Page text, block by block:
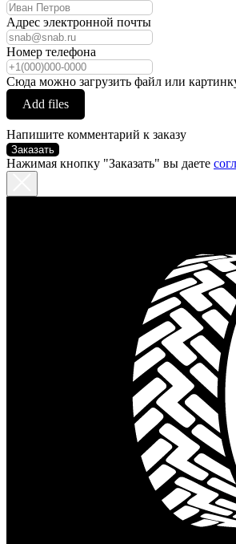
Адрес электронной почты
Номер телефона
Сюда можно загрузить файл или
Add files
Напишите комментарий к заказу
Заказать
Нажимая кнопку "Заказать" вы даете